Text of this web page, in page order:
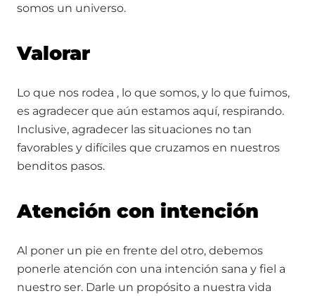
somos un universo.
Valorar
Lo que nos rodea , lo que somos, y lo que fuimos,
es agradecer que aún estamos aquí, respirando.
Inclusive, agradecer las situaciones no tan
favorables y difíciles que cruzamos en nuestros
benditos pasos.
Atención con intención
Al poner un pie en frente del otro, debemos
ponerle atención con una intención sana y fiel a
nuestro ser. Darle un propósito a nuestra vida